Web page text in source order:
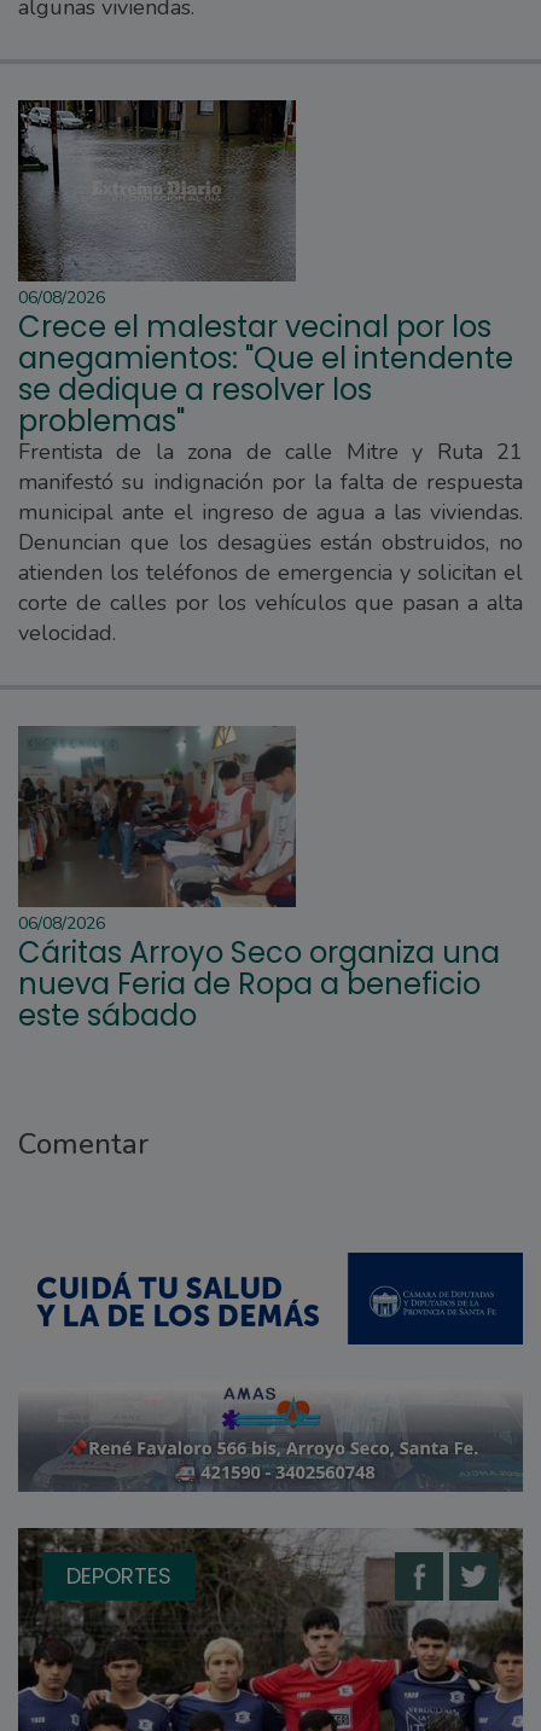
algunas viviendas.
06/08/2026
Crece el malestar vecinal por los
anegamientos: "Que el intendente
se dedique a resolver los
problemas"
Frentista de la zona de calle Mitre y Ruta 21
manifestó su indignación por la falta de respuesta
municipal ante el ingreso de agua a las viviendas.
Denuncian que los desagües están obstruidos, no
atienden los teléfonos de emergencia y solicitan el
corte de calles por los vehículos que pasan a alta
velocidad.
06/08/2026
Cáritas Arroyo Seco organiza una
nueva Feria de Ropa a beneficio
este sábado
Comentar
DEPORTES